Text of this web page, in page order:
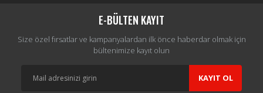
E-BÜLTEN KAYIT
Size özel fırsatlar ve kampanyalardan ilk önce haberdar olmak için
bültenimize kayıt olun
KAYIT OL